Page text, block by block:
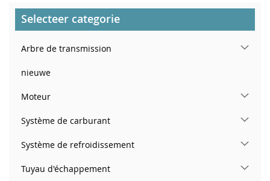
Selecteer categorie
Arbre de transmission
nieuwe
Moteur
Système de carburant
Système de refroidissement
Tuyau d'échappement